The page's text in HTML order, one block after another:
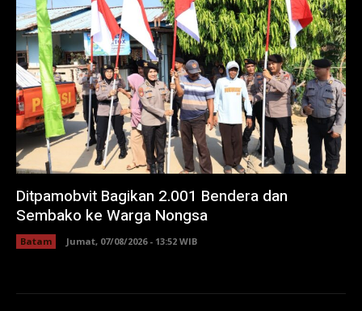
Ditpamobvit Bagikan 2.001 Bendera dan
Sembako ke Warga Nongsa
Batam Jumat, 07/08/2026 - 13:52 WIB